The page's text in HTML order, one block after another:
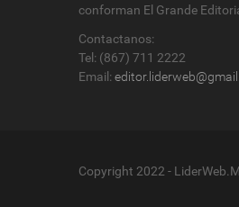
conforman El Grande
Contactanos:
Tel: (867) 711 2222
Email:
Copyright 2022 -